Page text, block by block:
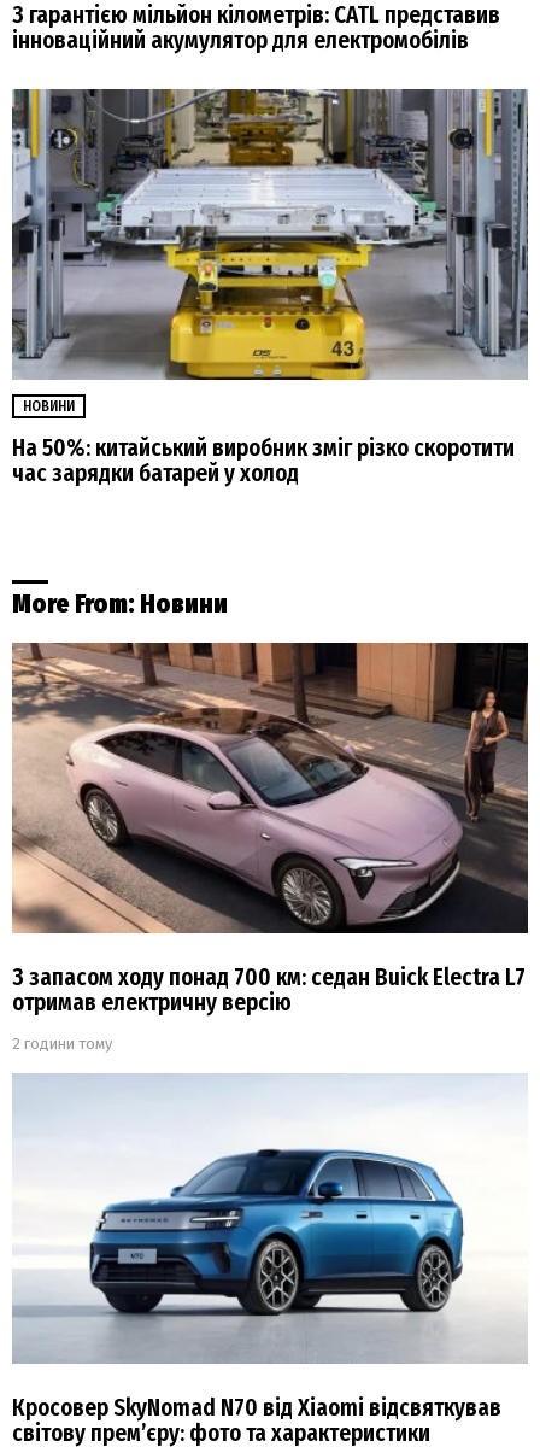
З гарантією мільйон кілометрів: CATL представив
інноваційний акумулятор для електромобілів
НОВИНИ
На 50%: китайський виробник зміг різко скоротити
час зарядки батарей у холод
More From: Новини
З запасом ходу понад 700 км: седан Buick Electra L7
отримав електричну версію
2 години тому
Кросовер SkyNomad N70 від Xiaomi відсвяткував
світову прем’єру: фото та характеристики